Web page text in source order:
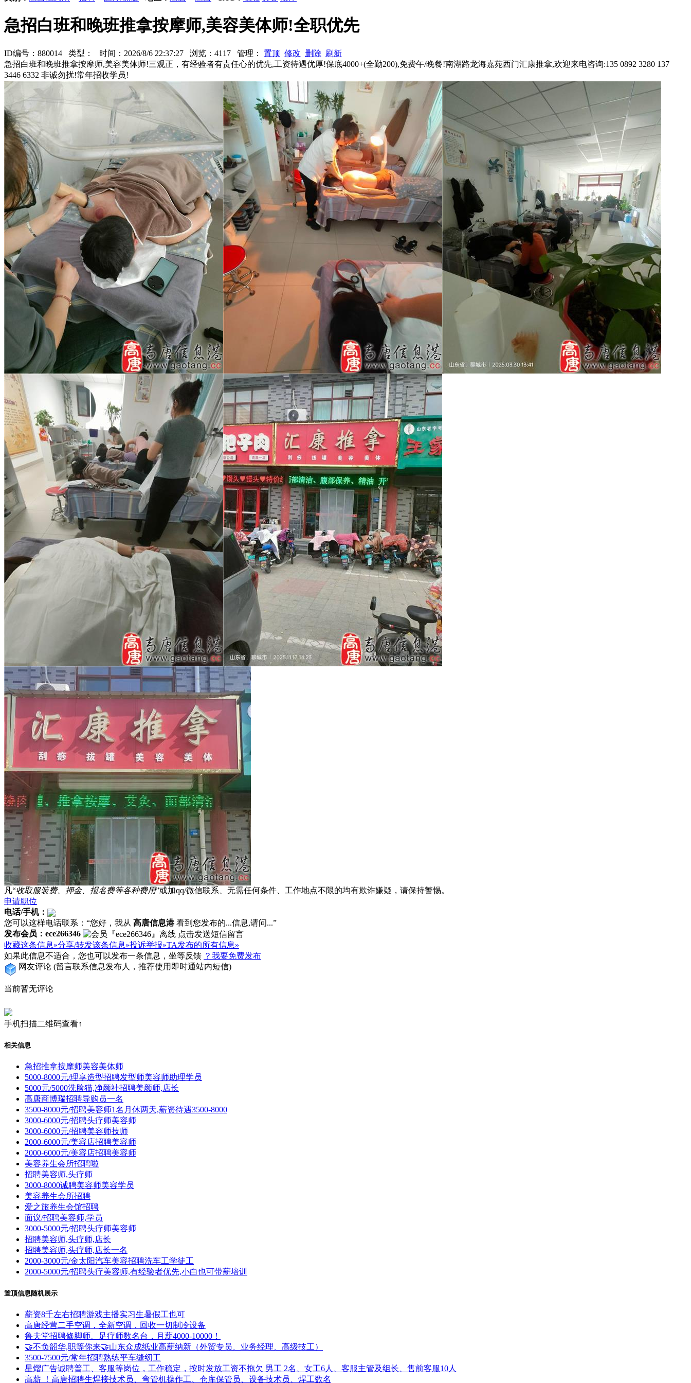
急招白班和晚班推拿按摩师,美容美体师!全职优先
ID编号：880014 类型： 时间：2026/8/6 22:37:27 浏览：4117 管理： 置顶 修改 删除 刷新
急招白班和晚班推拿按摩师,美容美体师!三观正，有经验者有责任心的优先,工资待遇优厚!保底4000+(全勤200),免费午/晚餐!南湖路龙海嘉苑西门汇康推拿,欢迎来电咨询:135 0892 3280 137
3446 6332 非诚勿扰!常年招收学员!
凡“收取服装费、押金、报名费等各种费用”或加qq/微信联系、无需任何条件、工作地点不限的均有欺诈嫌疑，请保持警惕。
申请职位
电话/手机：
您可以这样电话联系：“您好，我从 高唐信息港看到您发布的...信息,请问...”
发布会员：ece266346
收藏这条信息»分享/转发该条信息»投诉举报»TA发布的所有信息»
如果此信息不适合，您也可以发布一条信息，坐等反馈 ？我要免费发布
网友评论 (留言联系信息发布人，推荐使用即时通站内短信)
当前暂无评论
手机扫描二维码查看↑
相关信息
急招推拿按摩师美容美体师
5000-8000元/理享造型招聘发型师美容师助理学员
5000元/5000洗脸猫,净颜社招聘美颜师,店长
高唐商博瑞招聘导购员一名
3500-8000元/招聘美容师1名月休两天,薪资待遇3500-8000
3000-6000元/招聘头疗师美容师
3000-6000元/招聘美容师技师
2000-6000元/美容店招聘美容师
2000-6000元/美容店招聘美容师
美容养生会所招聘啦
招聘美容师,头疗师
3000-8000诚聘美容师美容学员
美容养生会所招聘
爱之旅养生会馆招聘
面议/招聘美容师,学员
3000-5000元/招聘头疗师美容师
招聘美容师,头疗师,店长
招聘美容师,头疗师,店长一名
2000-3000元/金太阳汽车美容招聘洗车工学徒工
2000-5000元/招聘头疗美容师,有经验者优先,小白也可带薪培训
置顶信息随机展示
薪资8千左右招聘游戏主播实习生暑假工也可
高唐经营二手空调，全新空调，回收一切制冷设备
鲁夫堂招聘修脚师、足疗师数名台，月薪4000-10000！
🤝不负韶华,职等你来🤝山东众成纸业高薪纳新（外贸专员、业务经理、高级技工）
3500-7500元/常年招聘熟练平车缝纫工
星熠广告诚聘普工、客服等岗位，工作稳定，按时发放工资不拖欠 男工 2名、女工6人、客服主管及组长、售前客服10人
高薪 ！高唐招聘生焊接技术员、弯管机操作工、仓库保管员、设备技术员、焊工数名